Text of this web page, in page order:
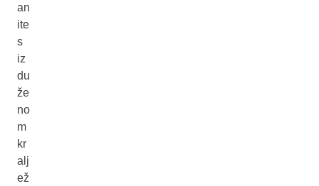
an
ite
s
iz
du
že
no
m
kr
alj
ež